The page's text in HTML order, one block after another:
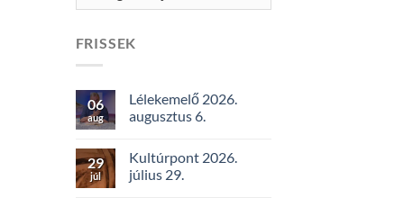
FRISSEK
06
aug
Lélekemelő 2026.
augusztus 6.
29
júl
Kultúrpont 2026.
július 29.